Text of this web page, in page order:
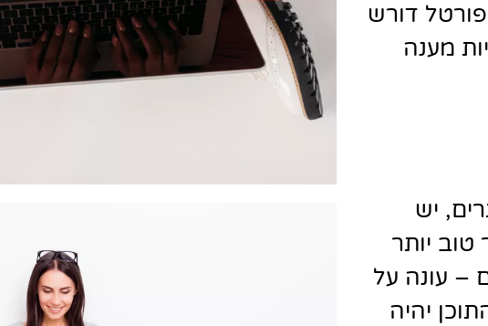
דורש
מענה
יש
יותר
– עונה על
יהיה